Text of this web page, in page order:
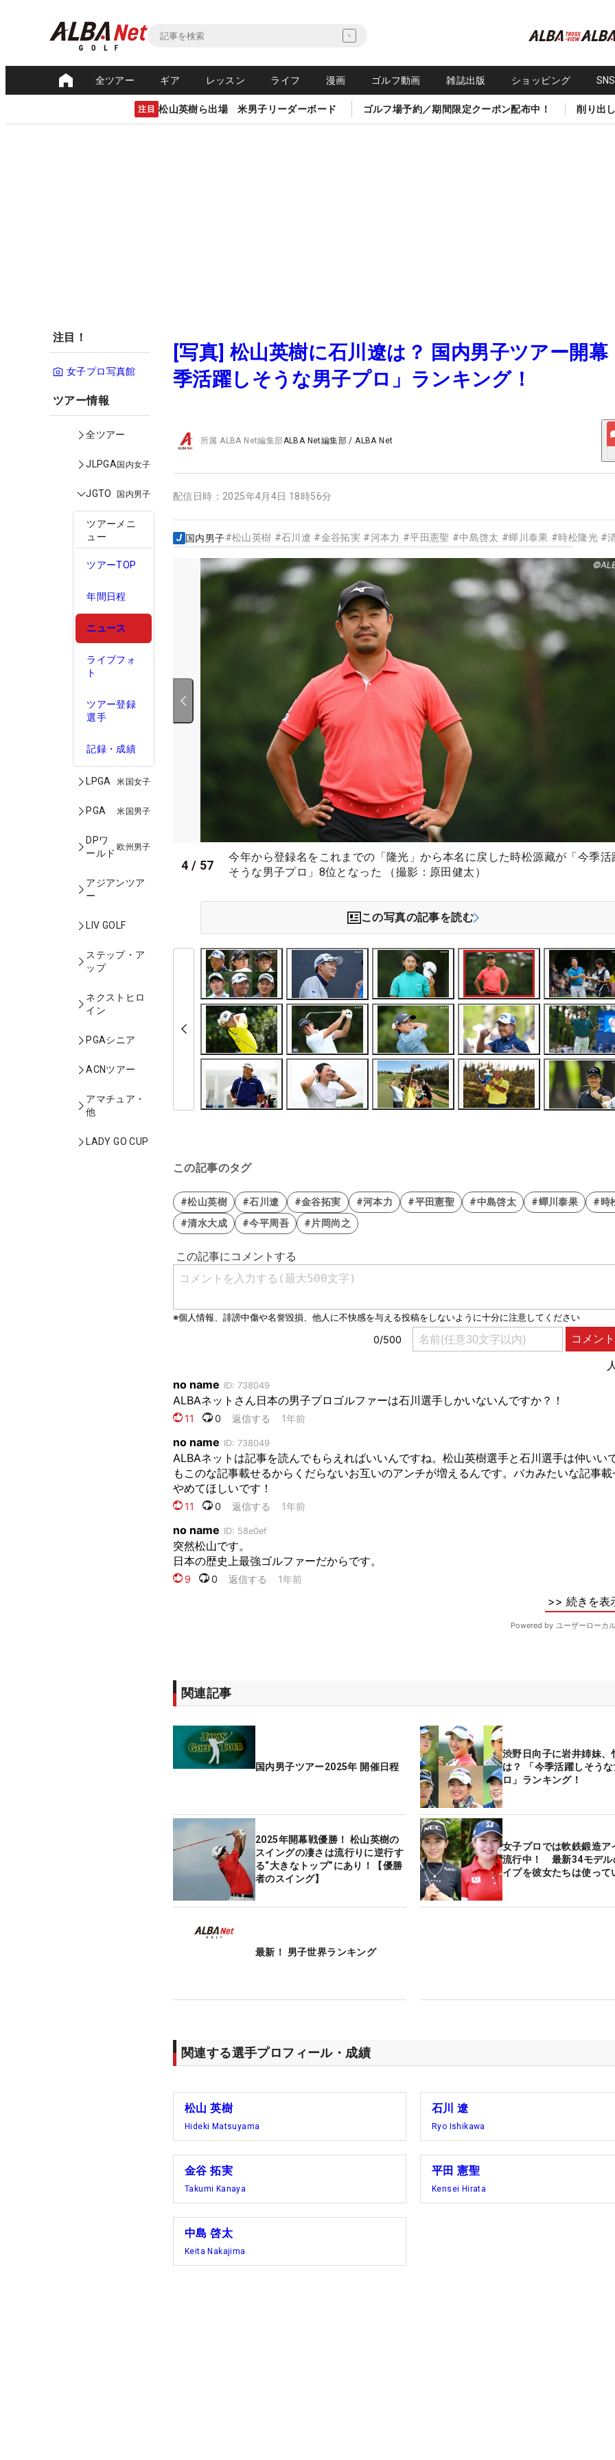
全ツアー ギア レッスン ライフ 漫画 ゴルフ動画 雑誌出版 ショッピング
注目 松山英樹ら出場 米男子リーダーボード ゴルフ場予約／期間限定クーポン配布中！ 削り出
注目！
女子プロ写真館
ツアー情報
全ツアー
JLPGA国内女子
JGTO 国内男子
ツアーメニ
ュー
ツアーTOP
年間日程
ニュース
ライブフォ
ト
ツアー登録
選手
記録・成績
LPGA 米国女子
PGA 米国男子
DPワ
ールド
欧州男子
アジアンツア
ー
LIV GOLF
ステップ・ア
ップ
ネクストヒロ
イン
PGAシニア
ACNツアー
アマチュア・
他
LADY GO CUP
[写真] 松山英樹に石川遼は？ 国内男子ツアー開幕
季活躍しそうな男子プロ」ランキング！
所属ALBA Net編集部ALBA Net編集部 /ALBA Net
配信日時： 2025年4月4日 18時56分
国内男子#松山英樹 #石川遼 #金谷拓実 #河本力 #平田憲聖 #中島啓太 #蟬川泰果 #時松隆光 #
4 / 57
今年から登録名をこれまでの「隆光」から本名に戻した時松源藏が「今季活
そうな男子プロ」8位となった （撮影：原田健太）
この写真の記事を読む
この記事のタグ
#松山英樹 #石川遼 #金谷拓実 #河本力 #平田憲聖 #中島啓太 #蟬川泰果
#時
#清水大成
#今平周吾 #片岡尚之
関連記事
国内男子ツアー2025年 開催日程
渋野日向子に岩井姉妹、
は？ 「今季活躍しそう
ロ」ランキング！
2025年開幕戦優勝！ 松山英樹の
スイングの凄さは流行りに逆行す
る“大きなトップ”にあり！【優勝
者のスイング】
女子プロでは軟鉄鍛造ア
流行中！ 最新34モデル
イプを彼女たちは使って
最新！ 男子世界ランキング
関連する選手プロフィール・成績
松山 英樹
Hideki Matsuyama
石川 遼
Ryo Ishikawa
金谷 拓実
Takumi Kanaya
平田 憲聖
Kensei Hirata
中島 啓太
Keita Nakajima